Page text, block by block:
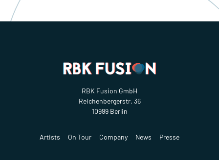
RBK Fusion GmbH
Reichenbergerstr. 36
10999 Berlin
Artists On Tour Company News Presse